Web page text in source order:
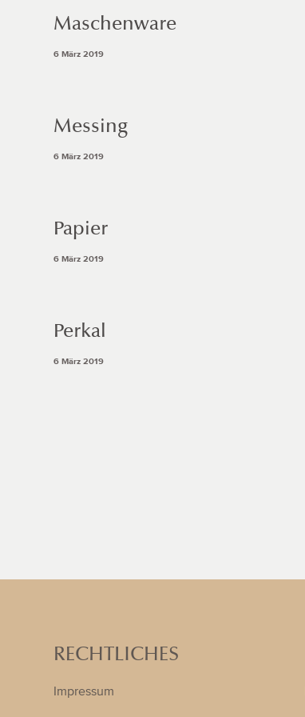
Maschenware
6 März 2019
Messing
6 März 2019
Papier
6 März 2019
Perkal
6 März 2019
RECHTLICHES
Impressum